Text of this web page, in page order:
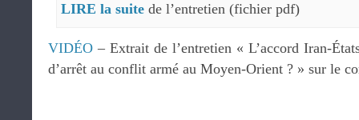
LIRE la suite de l’entretien (fichier pdf)
VIDÉO – Extrait de l’entretien « L’accord Iran-
d’arrêt au conflit armé au Moyen-Orient ? » sur le